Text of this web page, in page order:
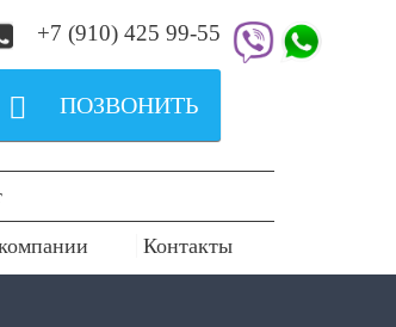
+7 (910) 425 99-55
 ПОЗВОНИТЬ
Контакты